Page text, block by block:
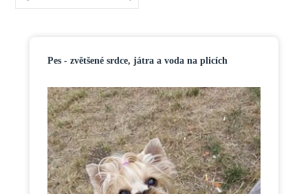
Pes - zvětšené srdce, játra a voda na plicích